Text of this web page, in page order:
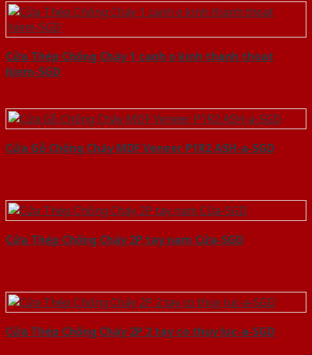
Cửa Thép Chống Cháy 1 canh o kinh thanh thoat
hiem-SGD
Cửa Gỗ Chống Cháy MDF Veneer P1R2 ASH-a-SGD
Cửa Thép Chống Cháy 2P tay nam Cửa-SGD
Cửa Thép Chống Cháy 2P 2 tay co thuy luc-a-SGD